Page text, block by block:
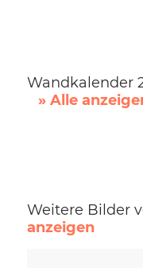
Wandkalender
» Alle
Weitere Bilder
anzeigen